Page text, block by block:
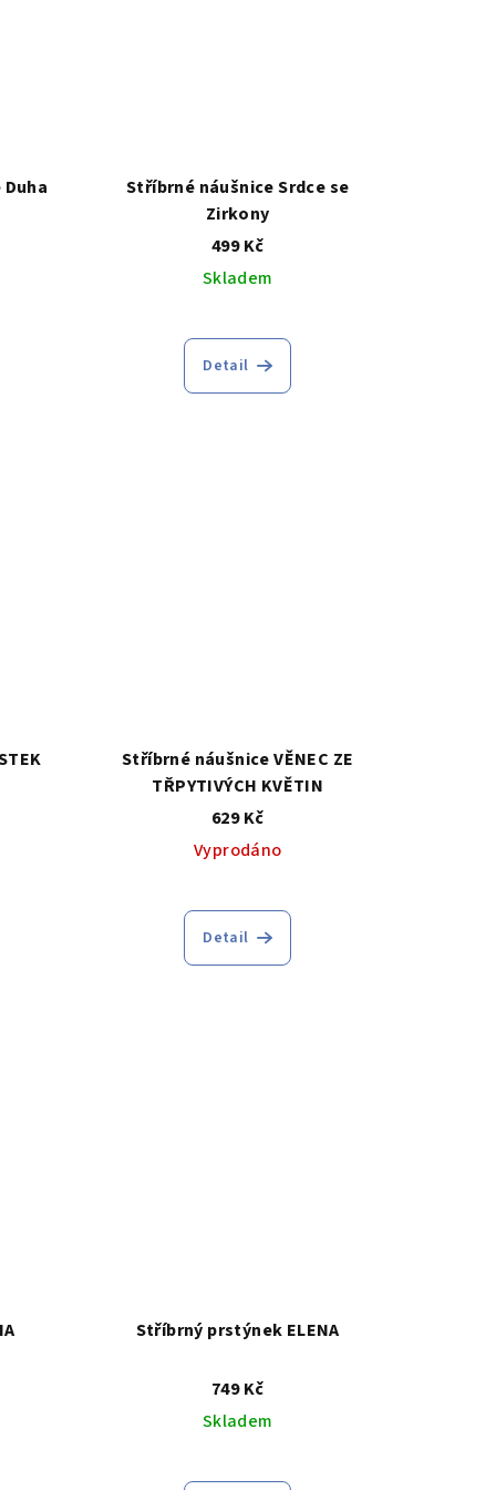
Stříbrné náušnice Srdce se
Zirkony
499 Kč
Skladem
Detail
Stříbrné náušnice VĚNEC ZE
TŘPYTIVÝCH KVĚTIN
629 Kč
Vyprodáno
Detail
Stříbrný prstýnek ELENA
749 Kč
Skladem